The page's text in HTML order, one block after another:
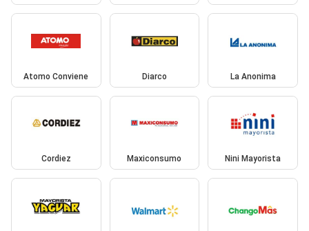
Atomo Conviene Diarco La Anonima
Cordiez Maxiconsumo Nini Mayorista